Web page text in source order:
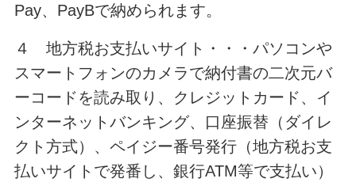
Pay、PayBで納められます。
４ 地方税お支払いサイト・・・パソコンや
スマートフォンのカメラで納付書の二次元バ
ーコードを読み取り、クレジットカード、イ
ンターネットバンキング、口座振替（ダイレ
クト方式）、ペイジー番号発行（地方税お支
払いサイトで発番し、銀行ATM等で支払い）